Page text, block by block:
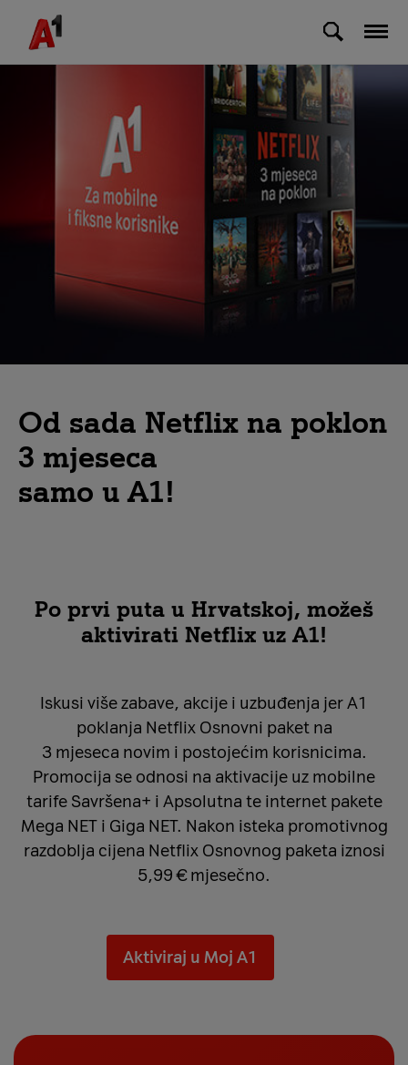
Skip to Main Content
Od sada Netflix na poklon
3 mjeseca
samo u A1!
Po prvi puta u Hrvatskoj, možeš
aktivirati Netflix uz A1!
Iskusi više zabave, akcije i uzbuđenja jer A1
poklanja Netflix Osnovni paket na
3 mjeseca novim i postojećim korisnicima.
Promocija se odnosi na aktivacije uz mobilne
tarife Savršena+ i Apsolutna te internet pakete
Mega NET i Giga NET. Nakon isteka promotivnog
razdoblja cijena Netflix Osnovnog paketa iznosi
5,99 € mjesečno.
Aktiviraj u Moj A1